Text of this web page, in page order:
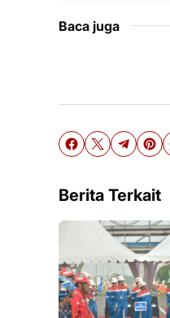
Baca juga
Berita Terkait